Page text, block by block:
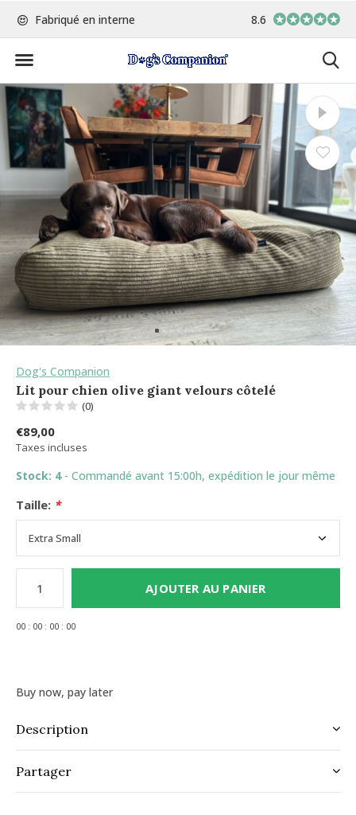
Fabriqué en interne Commandé avant
8.6
Dog's Companion
Lit pour chien olive giant velours côtelé
(0)
€89,00
Taxes incluses
Stock: 4 - Commandé avant 15:00h, expédition le jour même
Taille: *
AJOUTER AU PANIER
00 : 00 : 00 : 00
Buy now, pay later
Description
Partager